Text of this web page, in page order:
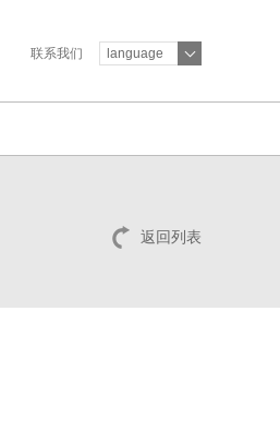
联系我们 language
返回列表